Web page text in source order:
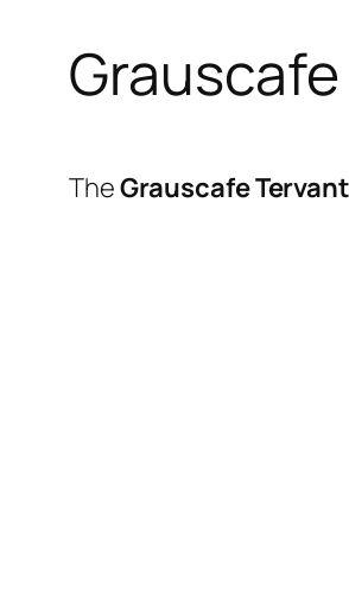
TheGrauscafe Tervant